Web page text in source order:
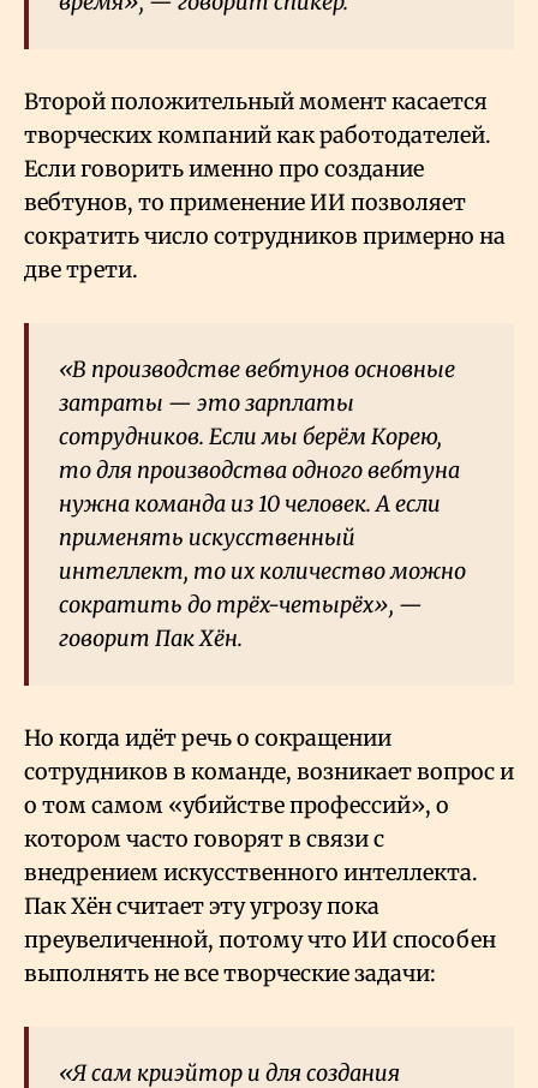
Второй положительный момент касается
творческих компаний как работодателей.
Если говорить именно про создание
вебтунов, то применение ИИ позволяет
сократить число сотрудников примерно на
две трети.
«В производстве вебтунов основные
затраты — это зарплаты
сотрудников. Если мы берём Корею,
то для производства одного вебтуна
нужна команда из 10 человек. А если
применять искусственный
интеллект, то их количество можно
сократить до трёх-четырёх», —
говорит Пак Хён.
Но когда идёт речь о сокращении
сотрудников в команде, возникает вопрос и
о том самом «убийстве профессий», о
котором часто говорят в связи с
внедрением искусственного интеллекта.
Пак Хён считает эту угрозу пока
преувеличенной, потому что ИИ способен
выполнять не все творческие задачи:
«Я сам криэйтор и для создания